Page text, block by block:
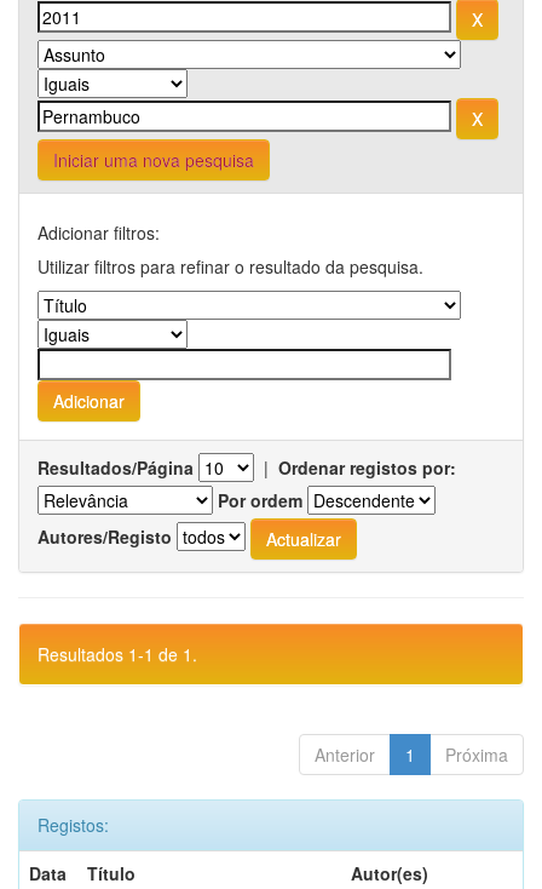
Iniciar uma nova pesquisa
Adicionar filtros:
Utilizar filtros para refinar o resultado da pesquisa.
Resultados/Página | Ordenar registos por:
Por ordem
Autores/Registo
Resultados 1-1 de 1.
Anterior 1 Próxima
Registos:
Data
Título
Autor(es)